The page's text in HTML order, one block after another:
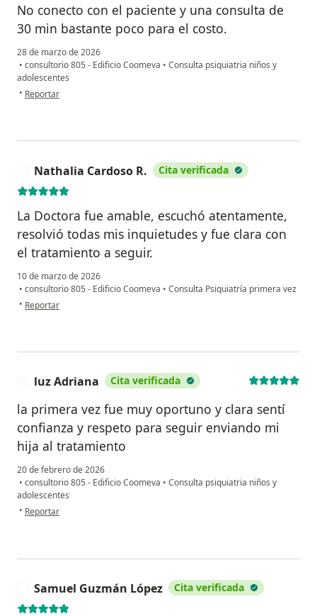
No conecto con el paciente y una consulta de
30 min bastante poco para el costo.
28 de marzo de 2026
• consultorio 805 - Edificio Coomeva • Consulta psiquiatria niños y
adolescentes
• en opinión del usuario MC
Reportar
Nathalia Cardoso R. Cita verificada
La Doctora fue amable, escuchó atentamente,
resolvió todas mis inquietudes y fue clara con
el tratamiento a seguir.
10 de marzo de 2026
• consultorio 805 - Edificio Coomeva • Consulta Psiquiatría primera vez
• en opinión del usuario Nathalia Cardoso R.
Reportar
luz Adriana Cita verificada
la primera vez fue muy oportuno y clara sentí
confianza y respeto para seguir enviando mi
hija al tratamiento
20 de febrero de 2026
• consultorio 805 - Edificio Coomeva • Consulta psiquiatria niños y
adolescentes
• en opinión del usuario luz Adriana
Reportar
Samuel Guzmán López Cita verificada